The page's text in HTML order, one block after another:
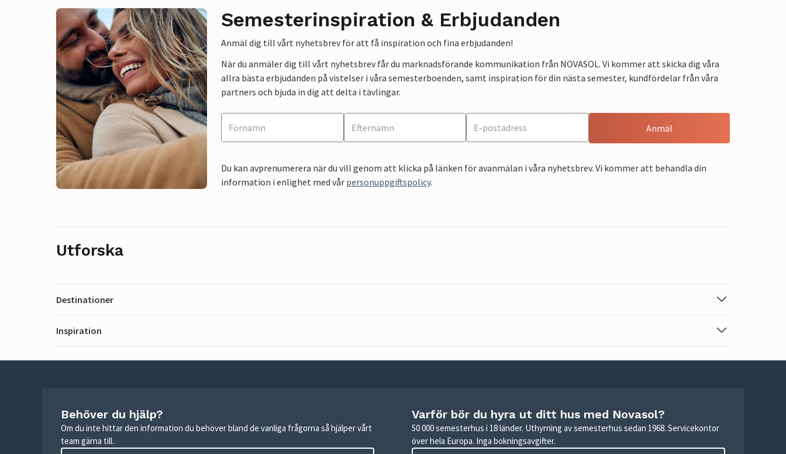
Semesterinspiration & Erbjudanden
Anmäl dig till vårt nyhetsbrev för att få inspiration och fina erbjudanden!
När du anmäler dig till vårt nyhetsbrev får du marknadsförande kommunikation från NOVASOL. Vi kommer att skicka dig våra
allra bästa erbjudanden på vistelser i våra semesterboenden, samt inspiration för din nästa semester, kundfördelar från våra
partners och bjuda in dig att delta i tävlingar.
Anmäl
Du kan avprenumerera när du vill genom att klicka på länken för avanmälan i våra nyhetsbrev. Vi kommer att behandla din
information i enlighet med vår personuppgiftspolicy.
Utforska
Destinationer
Inspiration
Behöver du hjälp?
Om du inte hittar den information du behöver bland de vanliga frågorna så hjälper vårt
team gärna till.
Varför bör du hyra ut ditt hus med Novasol?
50 000 semesterhus i 18 länder. Uthyrning av semesterhus sedan 1968. Servicekontor
över hela Europa. Inga bokningsavgifter.